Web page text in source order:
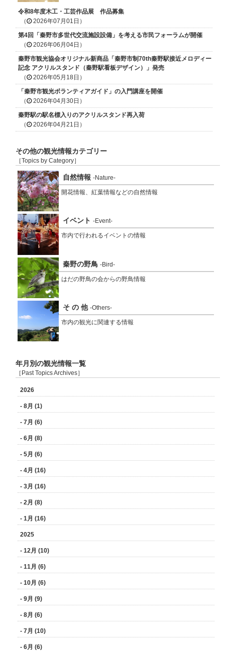
令和8年度木工・工芸作品展 作品募集
（
2026年07月01日）
第4回「秦野市多世代交流施設設備」を考える市民フォーラムが開催
（
2026年06月04日）
秦野市観光協会オリジナル新商品「秦野市制70th秦野駅接近メロディー
記念 アクリルスタンド（秦野駅看板デザイン）」発売
（
2026年05月18日）
「秦野市観光ボランティアガイド」の入門講座を開催
（
2026年04月30日）
秦野駅の駅名標入りのアクリルスタンド再入荷
（
2026年04月21日）
その他の観光情報カテゴリー
［Topics by Category］
自然情報 -Nature-
開花情報、紅葉情報などの自然情報
イベント -Event-
市内で行われるイベントの情報
秦野の野鳥 -Bird-
はだの野鳥の会からの野鳥情報
そ の 他 -Others-
市内の観光に関連する情報
年月別の観光情報一覧
［Past Topics Archives］
2026
- 8月 (1)
- 7月 (6)
- 6月 (8)
- 5月 (6)
- 4月 (16)
- 3月 (16)
- 2月 (8)
- 1月 (16)
2025
- 12月 (10)
- 11月 (6)
- 10月 (6)
- 9月 (9)
- 8月 (6)
- 7月 (10)
- 6月 (6)